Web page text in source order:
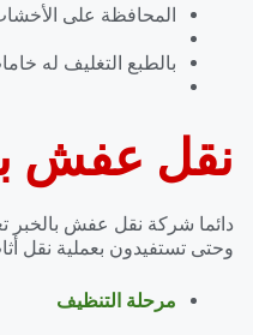
المحافظة على
بالطبع التغليف له
نقل عفش
دائما شركة نقل عفش بالخبر
وحتى تستفيدون بعملية نقل
مرحلة التنظيف